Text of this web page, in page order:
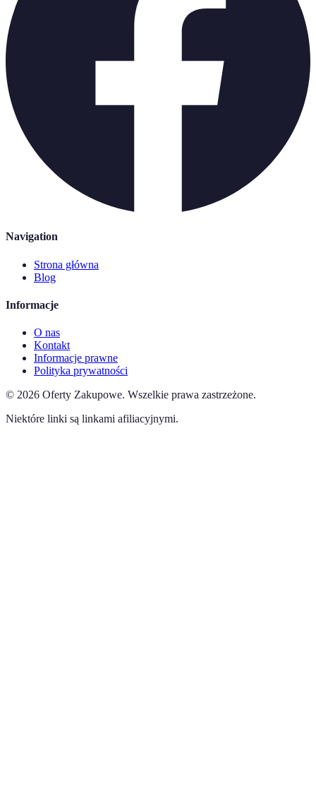
Navigation
Strona główna
Blog
Informacje
O nas
Kontakt
Informacje prawne
Polityka prywatności
© 2026 Oferty Zakupowe. Wszelkie prawa zastrzeżone.
Niektóre linki są linkami afiliacyjnymi.